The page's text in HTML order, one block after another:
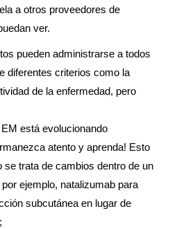
a otros proveedores de
ver.
pueden administrarse a todos
diferentes criterios como la
de la enfermedad, pero
está evolucionando
atento y aprenda! Esto
se trata de cambios dentro de un
ejemplo, natalizumab para
subcutánea en lugar de